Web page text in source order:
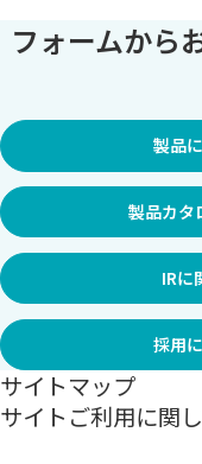
フォームから
製品
製品カタ
IRに
採用
サイトマップ
サイトご利用に関